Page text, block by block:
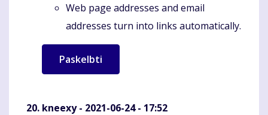
Web page addresses and email
addresses turn into links automatically.
kneexy- 2021-06-24 - 17:52